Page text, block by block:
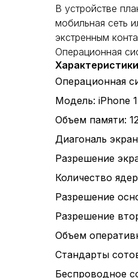
В устройстве
мобильная сеть
экстренным
Операционная
Характеристики
Операционная
Модель: iPhone
Объем памяти:
Диагональ
Разрешение
Количество
Разрешение
Разрешение
Объем
Стандарты
Беспроводное